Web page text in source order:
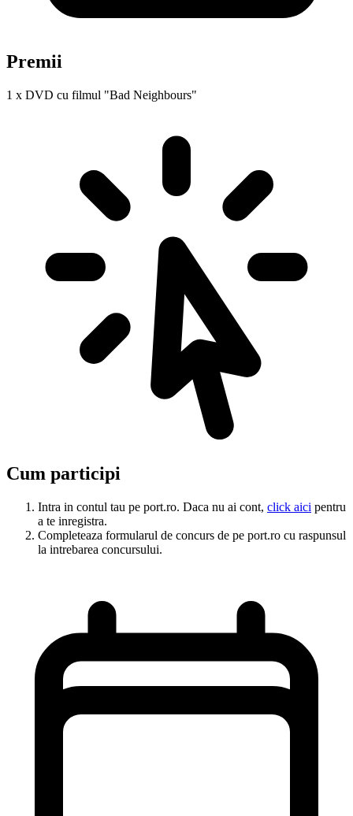
Premii
1 x DVD cu filmul "Bad Neighbours"
Cum participi
Intra in contul tau pe port.ro. Daca nu ai cont, click aici pentru
a te inregistra.
Completeaza formularul de concurs de pe port.ro cu raspunsul
la intrebarea concursului.